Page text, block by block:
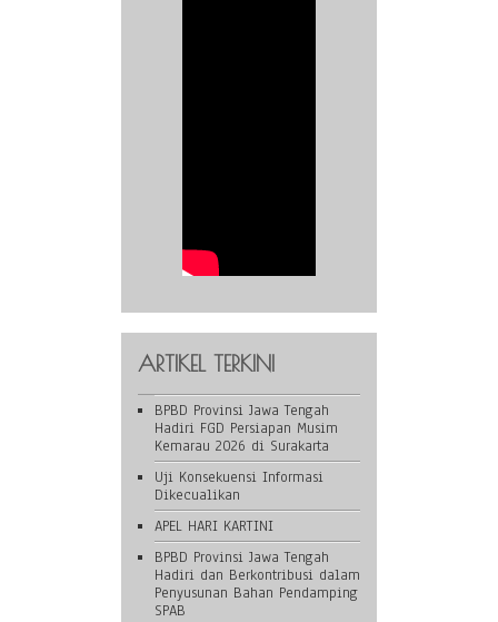
ARTIKEL TERKINI
BPBD Provinsi Jawa Tengah
Hadiri FGD Persiapan Musim
Kemarau 2026 di Surakarta
Uji Konsekuensi Informasi
Dikecualikan
APEL HARI KARTINI
BPBD Provinsi Jawa Tengah
Hadiri dan Berkontribusi dalam
Penyusunan Bahan Pendamping
SPAB